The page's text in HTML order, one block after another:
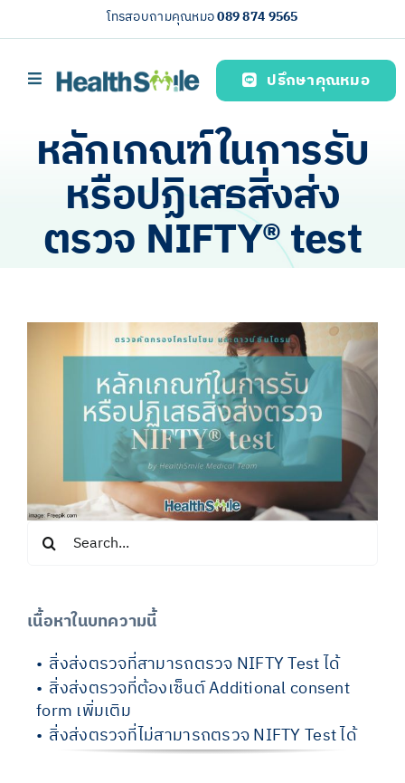
to
โทรสอบถามคุณหมอ089 874 9565
Toggle
บริการของเรา (Our services)
ความรู้สุขภาพ
เกี่ยวกับเรา
ปรึกษาคุณหมอ
หลักเกณฑ์ในการรับ
หรือปฏิเสธสิ่งส่ง
ตรวจ NIFTY® test
Search
for:
เนื้อหาในบทความนี้
สิ่งส่งตรวจที่สามารถตรวจ NIFTY Test ได้
สิ่งส่งตรวจที่ต้องเซ็นต์ Additional consent
form เพิ่มเติม
สิ่งส่งตรวจที่ไม่สามารถตรวจ NIFTY Test ได้